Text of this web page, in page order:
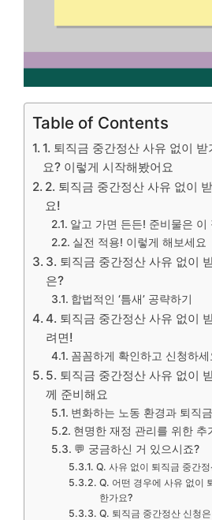
Table of Contents
1. 퇴직금 중간정산 사유 없이
요? 이렇게 시작해봤어요
2. 퇴직금 중간정산 사유 없이
요!
알고 가면 든든! 준비물은 이
실전 적용! 이렇게 해보세요
3. 퇴직금 중간정산 사유 없이
은?
합법적인 ‘틈새’ 공략하기
4. 퇴직금 중간정산 사유 없이
려면!
꼼꼼하게 확인하고 신청하세
5. 퇴직금 중간정산 사유 없이
께 준비해요
변화하는 노동 환경과 퇴직
현명한 재정 관리를 위한 추
💬 궁금하신 거 있으시죠?
Q. 사유 없이 퇴직금 중간
Q. 어떤 경우에 사유 없이
한가요?
Q. 퇴직금 중간정산 신청